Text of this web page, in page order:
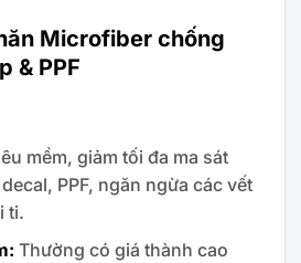
Microfiber chống
& PPF
mềm, giảm tối đa ma sát
PPF, ngăn ngừa các vết
ti.
Thường có giá thành cao